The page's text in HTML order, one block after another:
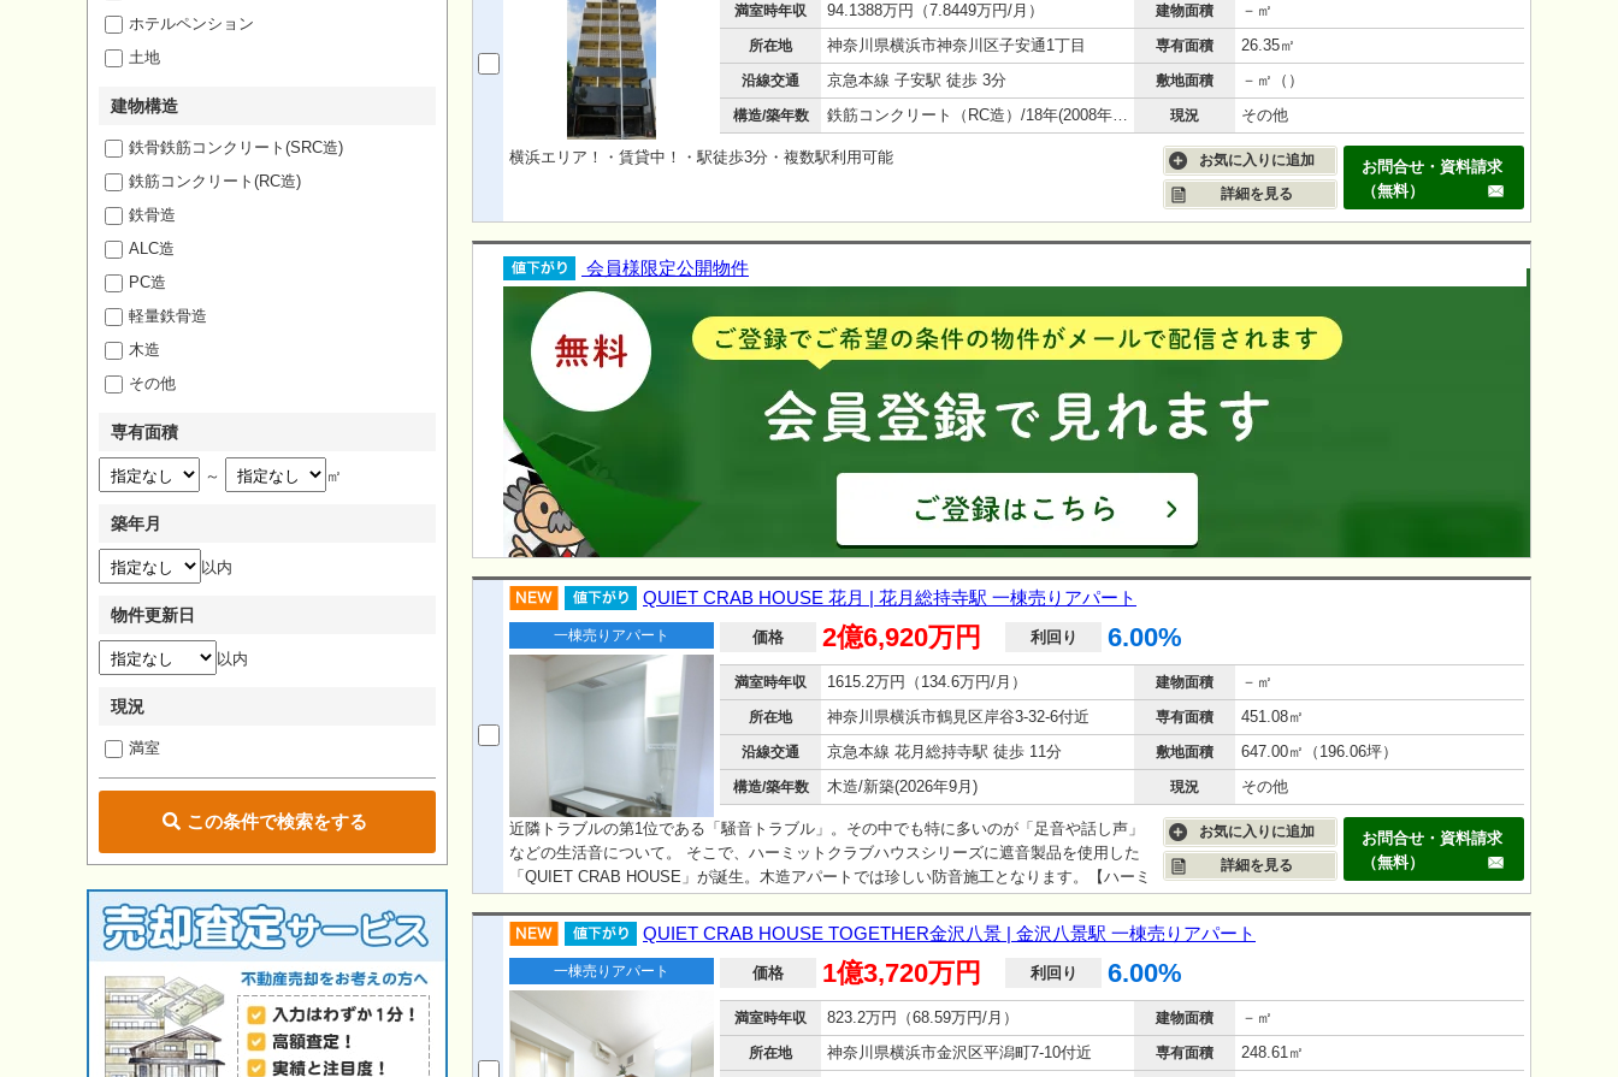
満室時年収 94.1388万円（7.8449万円/月） 建物面積 －㎡
所在地 神奈川県横浜市神奈川区子安通1丁目 専有面積 26.35㎡
沿線交通 京急本線 子安駅 徒歩 3分 敷地面積 －㎡（）
構造/築年数 鉄筋コンクリート（RC造）/18年(2008年1月) 現況 その他
横浜エリア！・賃貸中！・駅徒歩3分・複数駅利用可能
お気に入りに追加
詳細を見る
お問合せ・資料請求
（無料）
会員様限定公開物件
QUIET CRAB HOUSE 花月 | 花月総持寺駅 一棟売りアパート
一棟売りアパート 価格 2億6,920万円 利回り 6.00%
満室時年収 1615.2万円（134.6万円/月） 建物面積 －㎡
所在地 神奈川県横浜市鶴見区岸谷3-32-6付近 専有面積 451.08㎡
沿線交通 京急本線 花月総持寺駅 徒歩 11分 敷地面積 647.00㎡（196.06坪）
構造/築年数 木造/新築(2026年9月) 現況 その他
近隣トラブルの第1位である「騒音トラブル」。その中でも特に多いのが「足音や話し声」
などの生活音について。 そこで、ハーミットクラブハウスシリーズに遮音製品を使用した
「QUIET CRAB HOUSE」が誕生。木造アパートでは珍しい防音施工となります。【ハーミ
空間設計で、 特に女性からの支持が高く、入居者の女性比率は6割をこえております。 ま
た、管理体制も徹底しており、家賃徴収や入退去管理、滞納家賃の回収やクレーム対応など
もすべて自社でおこなうことで、オーナー様への一切の負担をなくしております。 「横
浜・川崎」エリアの投資家の方であれば1棟は所有されているといっても過言ではありませ
ん。 野球で例えると4番バッターのような活躍をしてくれる物件です！ ※※入居率：
99.37％（2025年3月調べ）※※
お気に入りに追加
詳細を見る
お問合せ・資料請求
（無料）
QUIET CRAB HOUSE TOGETHER金沢八景 | 金沢八景駅 一棟売りアパート
一棟売りアパート 価格 1億3,720万円 利回り 6.00%
満室時年収 823.2万円（68.59万円/月） 建物面積 －㎡
所在地 神奈川県横浜市金沢区平潟町7-10付近 専有面積 248.61㎡
ホテルペンション
土地
建物構造
鉄骨鉄筋コンクリート(SRC造)
鉄筋コンクリート(RC造)
鉄骨造
ALC造
PC造
軽量鉄骨造
木造
その他
専有面積
～ ㎡
築年月
以内
物件更新日
以内
現況
満室
この条件で検索をする